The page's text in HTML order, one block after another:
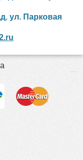
, ул. Парковая